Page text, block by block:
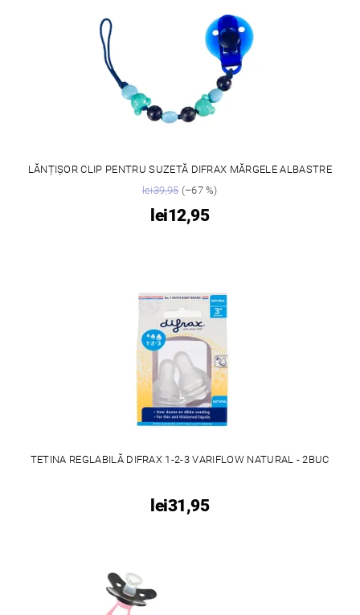
LĂNȚIȘOR CLIP PENTRU SUZETĂ DIFRAX MĂRGELE ALBASTRE
lei39,95(–67 %)
lei12,95
TETINA REGLABILĂ DIFRAX 1-2-3 VARIFLOW NATURAL - 2BUC
lei31,95